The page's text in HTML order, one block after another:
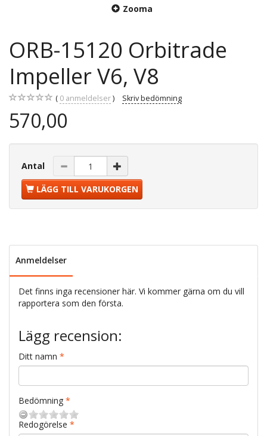
Zooma
ORB-15120 Orbitrade
Impeller V6, V8
0 anmeldelser Skriv bedömning
570,00
Antal
LÄGG TILL VARUKORGEN
Anmeldelser
Det finns inga recensioner här. Vi kommer gärna om du vill
rapportera som den första.
Lägg recension:
Ditt namn
Bedömning
Redogörelse